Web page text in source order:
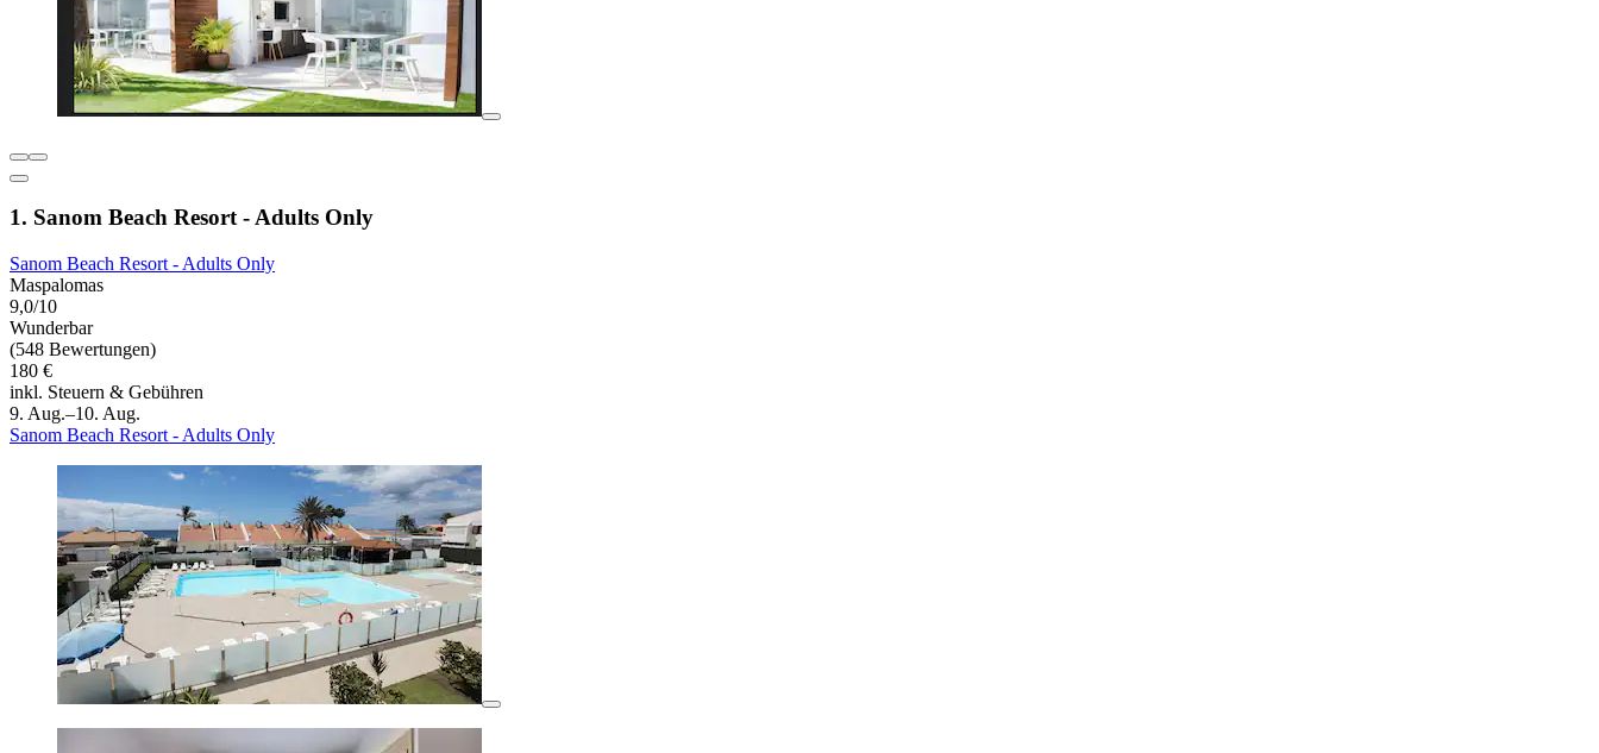
1. Sanom Beach Resort - Adults Only
Sanom Beach Resort - Adults Only
Maspalomas
9,0/10
Wunderbar
(548 Bewertungen)
180 €
inkl. Steuern & Gebühren
9. Aug.–10. Aug.
Sanom Beach Resort - Adults Only